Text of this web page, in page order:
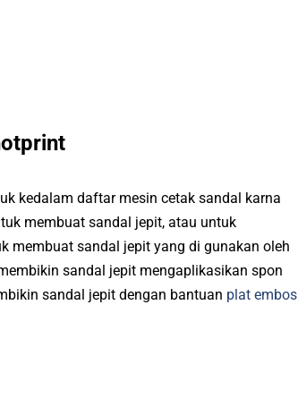
kedalam daftar mesin cetak sandal karna
membuat sandal jepit, atau untuk
membuat sandal jepit yang di gunakan oleh
sandal jepit mengaplikasikan spon
sandal jepit dengan bantuan plat embos